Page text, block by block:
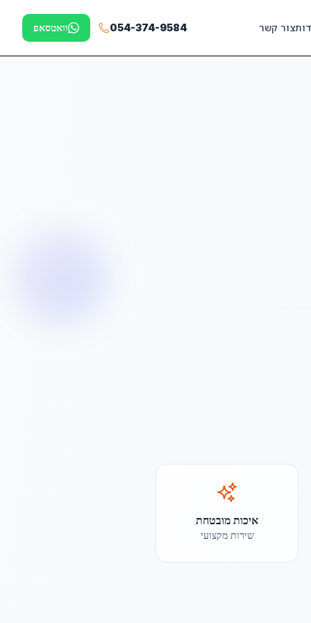
צור קשר 054-374-9584 וואטסאפ
איכות מובטחת
שירות מקצועי